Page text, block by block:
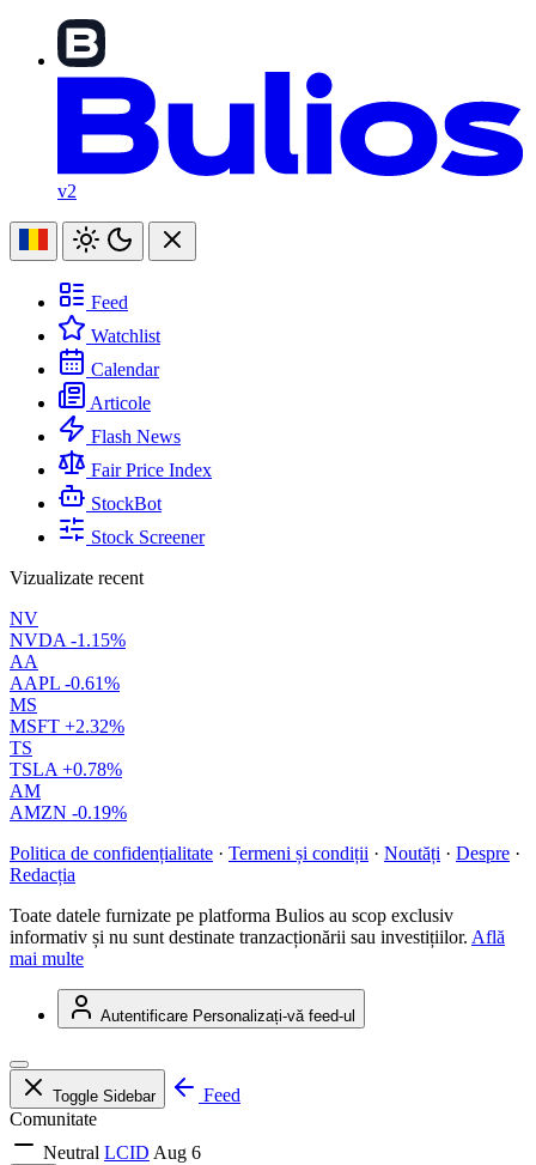
v2
Feed
Watchlist
Calendar
Articole
Flash News
Fair Price Index
StockBot
Stock Screener
Vizualizate recent
NV
NVDA -1.15%
AA
AAPL -0.61%
MS
MSFT +2.32%
TS
TSLA +0.78%
AM
AMZN -0.19%
Politica de confidențialitate · Termeni și condiții · Noutăți · Despre ·
Redacția
Toate datele furnizate pe platforma Bulios au scop exclusiv
informativ și nu sunt destinate tranzacționării sau investițiilor. Află
mai multe
Autentificare Personalizați-vă feed-ul
Toggle Sidebar
Feed
Comunitate
Neutral LCID Aug 6